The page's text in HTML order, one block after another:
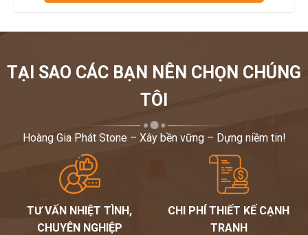
TẠI SAO CÁC BẠN NÊN CHỌN CHÚNG
TÔI
Hoàng Gia Phát Stone – Xây bền vững – Dựng niềm tin!
TƯ VẤN NHIỆT TÌNH,
CHUYÊN NGHIỆP
CHI PHÍ THIẾT KẾ CẠNH
TRANH